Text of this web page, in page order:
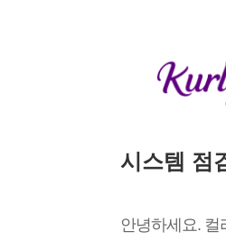
시스템 점
안녕하세요. 컬